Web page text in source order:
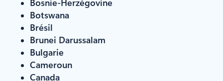
Bosnie-Herzégovine
Botswana
Brésil
Brunei Darussalam
Bulgarie
Cameroun
Canada